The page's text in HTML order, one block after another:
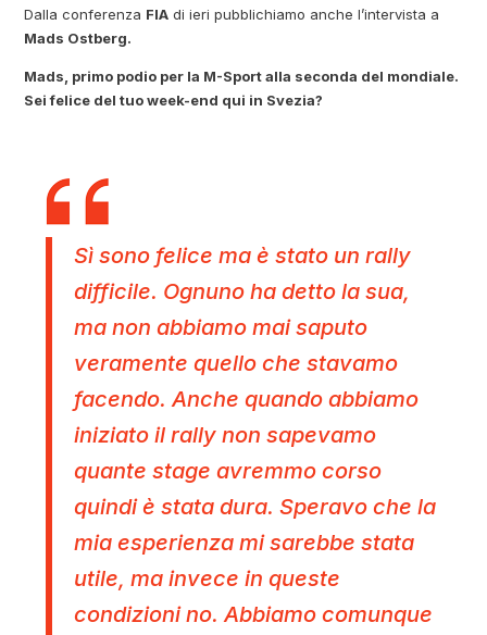
Dalla conferenza FIA di ieri pubblichiamo anche l’intervista a
Mads Ostberg.
Mads, primo podio per la M-Sport alla seconda del mondiale.
Sei felice del tuo week-end qui in Svezia?
Sì sono felice ma è stato un rally
difficile. Ognuno ha detto la sua,
ma non abbiamo mai saputo
veramente quello che stavamo
facendo. Anche quando abbiamo
iniziato il rally non sapevamo
quante stage avremmo corso
quindi è stata dura. Speravo che la
mia esperienza mi sarebbe stata
utile, ma invece in queste
condizioni no. Abbiamo comunque